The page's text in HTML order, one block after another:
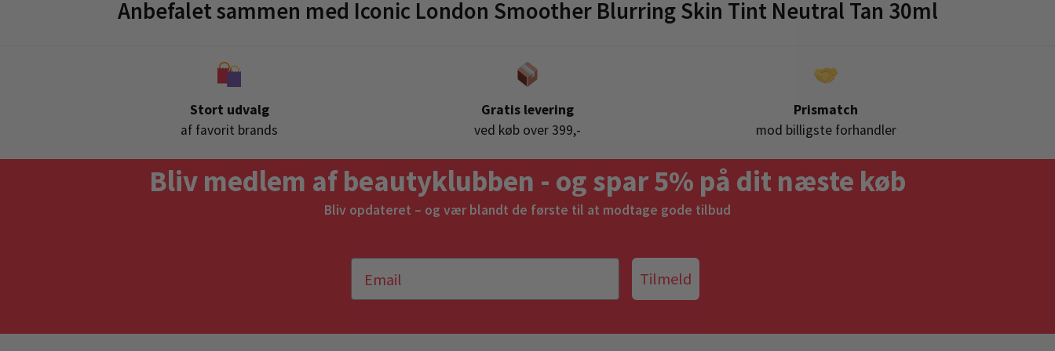
Anbefalet sammen med Iconic London Smoother Blurring Skin Tint Neutral Tan 30ml
Stort udvalg
af favorit brands
Gratis levering
ved køb over 399,-
Prismatch
mod billigste forhandler
Bliv medlem af beautyklubben - og spar 5% på dit næste køb
Bliv opdateret – og vær blandt de første til at modtage gode tilbud
Tilmeld